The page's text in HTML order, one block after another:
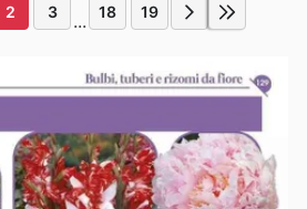
2 3 ... 18 19